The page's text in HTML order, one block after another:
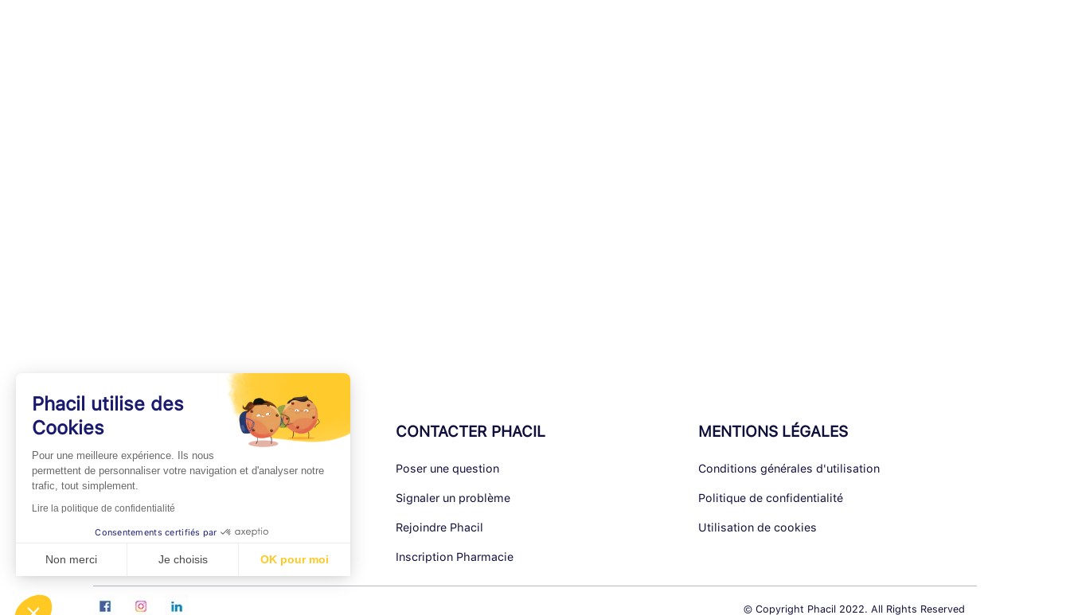
INFOS PRATIQUES
Professionnels de Santé
Espace Pharmaciens
Foire aux questions
CONTACTER PHACIL
Poser une question
Signaler un problème
Rejoindre Phacil
Inscription Pharmacie
MENTIONS LÉGALES
Conditions générales d'utilisation
Politique de confidentialité
Utilisation de cookies
© Copyright Phacil 2022. All Rights Reserved
Phacil utilise des
Cookies
Pour une meilleure expérience. Ils nous
permettent de personnaliser votre navigation et d'analyser notre
trafic, tout simplement.
Lire la politique de confidentialité
Consentements certifiés par
Non merci Je choisis OK pour moi
Axeptio consent
Plateforme de Gestion du Consentement : Personnalisez vos Options